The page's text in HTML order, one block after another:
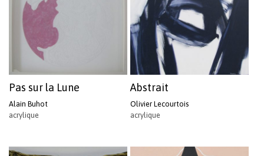
Pas sur la Lune
Alain Buhot
acrylique
Abstrait
Olivier Lecourtois
acrylique